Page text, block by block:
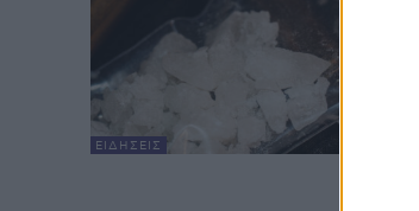
ΕΙΔΉΣΕΙΣ